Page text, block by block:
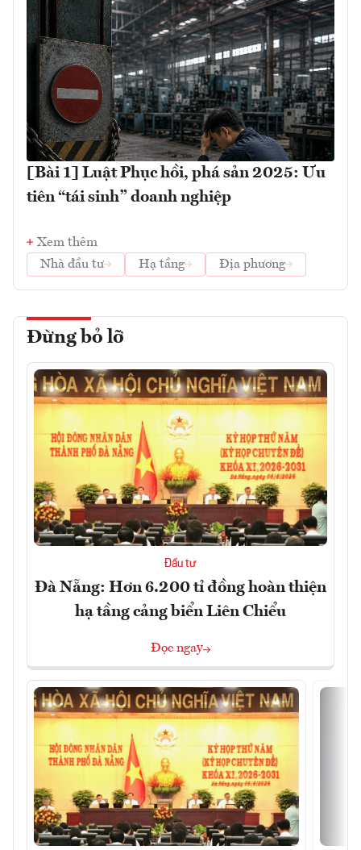
[Bài 1] Luật Phục hồi, phá sản 2025: Ưu
tiên “tái sinh” doanh nghiệp
Xem thêm
Nhà đầu tư
Hạ tầng Địa phương
Đừng bỏ lỡ
Đầu tư
Đà Nẵng: Hơn 6.200 tỉ đồng hoàn thiện
hạ tầng cảng biển Liên Chiểu
Đọc ngay